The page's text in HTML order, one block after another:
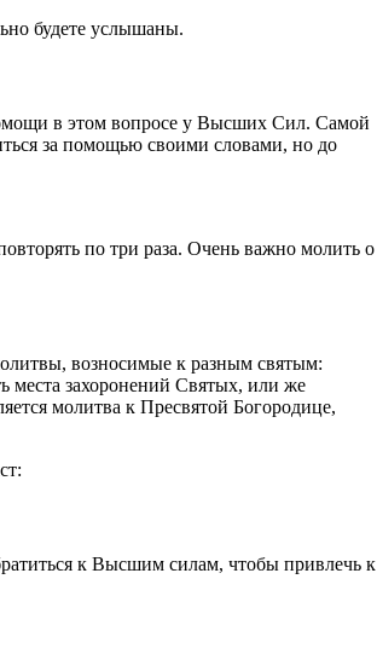
будете услышаны.
в этом вопросе у Высших Сил. Самой
за помощью своими словами, но до
по три раза. Очень важно молить о
возносимые к разным святым:
места захоронений Святых, или же
молитва к Пресвятой Богородице,
к Высшим силам, чтобы привлечь к